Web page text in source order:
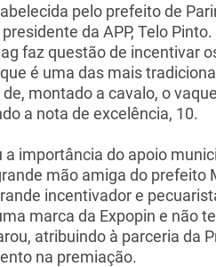
pelo prefeito de
da APP, Telo
faz questão de incentivar
é uma das mais
montado a cavalo, o
a nota de excelência, 10.
a importância do apoio
mão amiga do prefeito
incentivador e
marca da Expopin e não
atribuindo à parceria da
na premiação.